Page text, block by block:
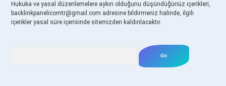
Hukuka ve yasal düzenlemelere aykırı olduğunu düşündüğünüz içerikleri,
backlinkpanelicomtr@gmail.com adresine bildirmeniz halinde, ilgili
içerikler yasal süre içerisinde sitemizden kaldırılacaktır.